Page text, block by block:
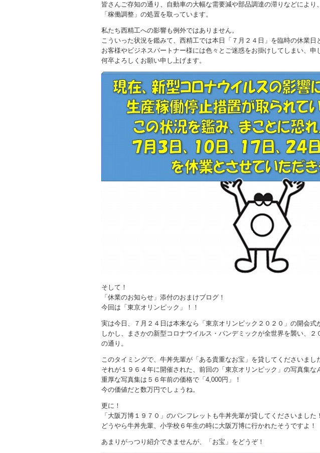
皆さんご存知の通り、自動車の大幅な需要減や部品調達の滞りなどによ
「稼働調整」の処置を取っています。
私たち西精工への影響も例外ではありません。
こういった状況を鑑みて、西精工では本日「７月２４日」を臨時の休業日
お客様やビジネスパートナー様には色々とご迷惑をお掛けしてしまい、申
何卒よろしくお願い申し上げます。
そして！
「休業のお知らせ」添付のおまけブログ！
今回は「東京オリンピック」！！
実は今日、７月２４日は本来なら「東京オリンピック２０２０」の開会式
しかし、まさかの新型コロナウイルス・パンデミックが全世界を襲い、
の通り。
このタイミングで、牛丼先輩が「ある貴重なお宝」を貸してくださいまし
それが１９６４年に開催された、前回の「東京オリンピック」の写真集な
重厚な写真集は５６年前の価格で「4,000円」！
今の価値だと数万円でしょうね。
更に！
「大阪万博１９７０」のパンフレットも牛丼先輩が貸してくださいました！
どうやら牛丼先輩、小学校６年生の時に大阪万博に行かれたそうですよ！
あまりがっつり紹介できませんが、「お宝」をどうぞ！